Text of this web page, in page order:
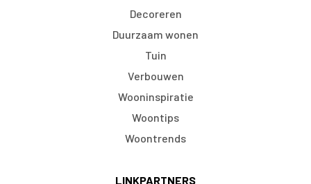
Decoreren
Duurzaam wonen
Tuin
Verbouwen
Wooninspiratie
Woontips
Woontrends
LINKPARTNERS